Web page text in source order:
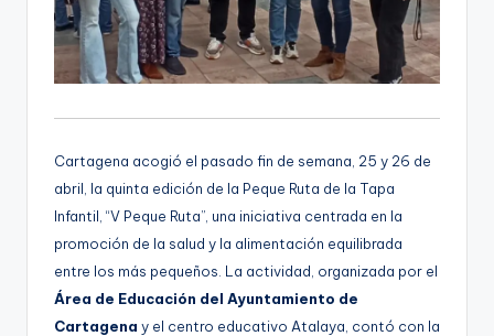
Cartagena acogió el pasado fin de semana, 25 y 26 de
abril, la quinta edición de la Peque Ruta de la Tapa
Infantil, “V Peque Ruta”, una iniciativa centrada en la
promoción de la salud y la alimentación equilibrada
entre los más pequeños. La actividad, organizada por el
Área de Educación del Ayuntamiento de
Cartagena y el centro educativo Atalaya, contó con la